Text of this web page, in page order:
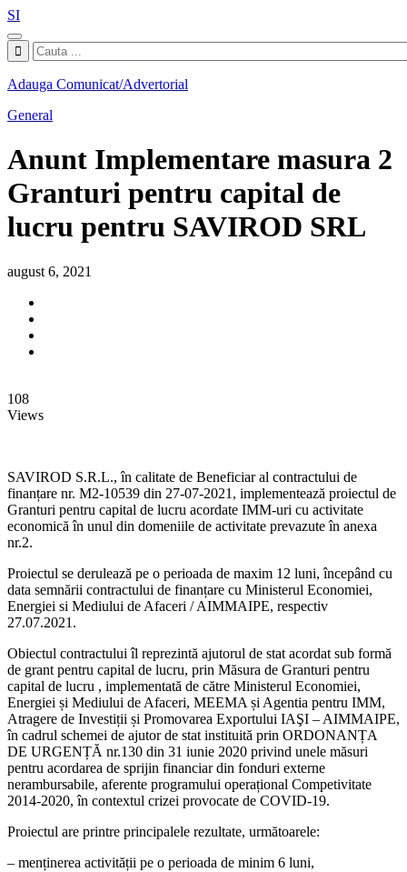
SI
Adauga Comunicat/Advertorial
General
Anunt Implementare masura 2
Granturi pentru capital de
lucru pentru SAVIROD SRL
august 6, 2021
108
Views
SAVIROD S.R.L., în calitate de Beneficiar al contractului de
finanțare nr. M2-10539 din 27-07-2021, implementează proiectul de
Granturi pentru capital de lucru acordate IMM-uri cu activitate
economică în unul din domeniile de activitate prevazute în anexa
nr.2.
Proiectul se derulează pe o perioada de maxim 12 luni, începând cu
data semnării contractului de finanțare cu Ministerul Economiei,
Energiei si Mediului de Afaceri / AIMMAIPE, respectiv
27.07.2021.
Obiectul contractului îl reprezintă ajutorul de stat acordat sub formă
de grant pentru capital de lucru, prin Măsura de Granturi pentru
capital de lucru , implementată de către Ministerul Economiei,
Energiei și Mediului de Afaceri, MEEMA și Agentia pentru IMM,
Atragere de Investiții și Promovarea Exportului IAŞI – AIMMAIPE,
în cadrul schemei de ajutor de stat instituită prin ORDONANȚA
DE URGENȚĂ nr.130 din 31 iunie 2020 privind unele măsuri
pentru acordarea de sprijin financiar din fonduri externe
nerambursabile, aferente programului operațional Competivitate
2014-2020, în contextul crizei provocate de COVID-19.
Proiectul are printre principalele rezultate, următoarele:
– menținerea activității pe o perioada de minim 6 luni,